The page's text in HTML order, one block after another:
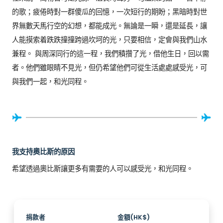
的歌；疲倦時對一群傻瓜的回憶，一次短行的期盼；黑暗時對世
界無數天馬行空的幻想，都能成光。無論是一瞬，還是延長，讓
人能摸索着跌跌撞撞跨過坎坷的光，只要相信，定會與我們山水
兼程。 與周深同行的這一程，我們積攢了光，借他生日，回以需
者。他們雖眼睛不見光，但仍希望他們可從生活處處感受光，可
與我們一起，和光同程。
我支持奧比斯的原因
希望透過奧比斯讓更多有需要的人可以感受光，和光同程。
捐款者 金額(HK$)